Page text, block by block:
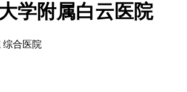
学附属白云医院
综合医院